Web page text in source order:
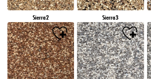
Sierra2 Sierra3